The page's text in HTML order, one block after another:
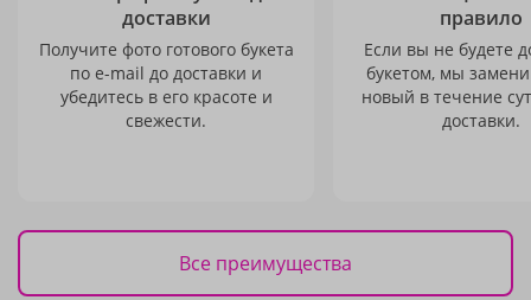
доставки
Получите фото готового букета
по e-mail до доставки и
убедитесь в его красоте и
свежести.
правило
Если вы не будете
букетом, мы
новый в течение
доставки.
Все преимущества